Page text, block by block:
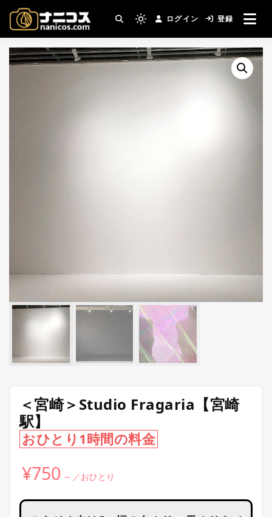
テ
ン
ツ
nanicos－コスプレイヤ
ーさんとカメラマンさん
がつながるコスプレ撮影
撮影場所・スタジオがすぐ見つかる。コスプ
レ撮影主催者の強い味方！
Light
mode
(click
ログイン 登録
＜宮崎＞Studio Fragaria【宮崎
駅】
おひとり1時間の料金
¥750